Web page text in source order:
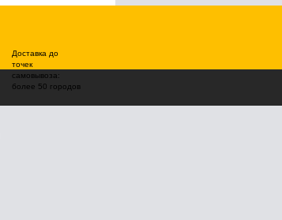
Доставка до
точек
самовывоза:
более 50 городов